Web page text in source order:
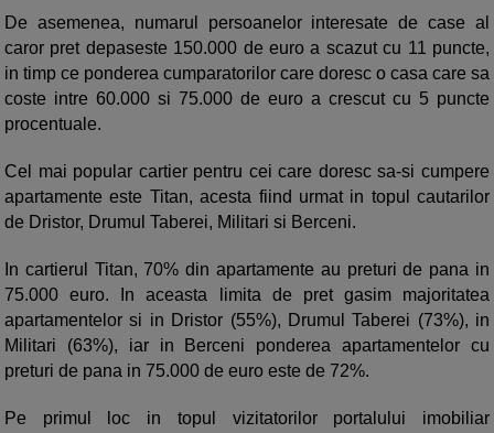
De asemenea, numarul persoanelor interesate de case al
caror pret depaseste 150.000 de euro a scazut cu 11 puncte,
in timp ce ponderea cumparatorilor care doresc o casa care sa
coste intre 60.000 si 75.000 de euro a crescut cu 5 puncte
procentuale.
Cel mai popular cartier pentru cei care doresc sa-si cumpere
apartamente este Titan, acesta fiind urmat in topul cautarilor
de Dristor, Drumul Taberei, Militari si Berceni.
In cartierul Titan, 70% din apartamente au preturi de pana in
75.000 euro. In aceasta limita de pret gasim majoritatea
apartamentelor si in Dristor (55%), Drumul Taberei (73%), in
Militari (63%), iar in Berceni ponderea apartamentelor cu
preturi de pana in 75.000 de euro este de 72%.
Pe primul loc in topul vizitatorilor portalului imobiliar